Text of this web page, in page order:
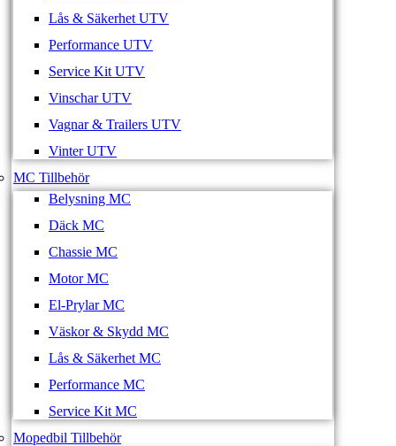
Lås & Säkerhet UTV
Performance UTV
Service Kit UTV
Vinschar UTV
Vagnar & Trailers UTV
Vinter UTV
MC Tillbehör
Belysning MC
Däck MC
Chassie MC
Motor MC
El-Prylar MC
Väskor & Skydd MC
Lås & Säkerhet MC
Performance MC
Service Kit MC
Mopedbil Tillbehör